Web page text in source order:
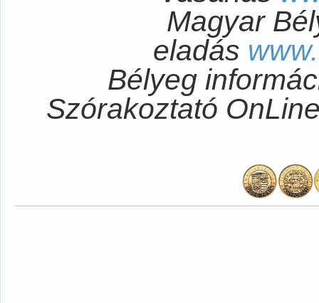
Magyar
eladás
Bélyeg
Szórakoztató